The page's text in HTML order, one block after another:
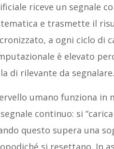
riceve un segnale
e trasmette il
a ogni ciclo di
è elevato
di rilevante da segnalare.
umano funziona in
continuo: si
questo supera una
si resettano. In